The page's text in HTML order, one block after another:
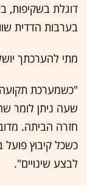
דוגלת בשקיפות,
בערבות הדדית
מתי להערכתך
"כשמערכת תקועה
שעה ניתן לומר
חזרה הביתה.
כשכל קיבוץ
לבצע שינויים".